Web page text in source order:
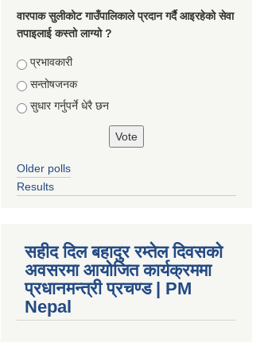
वारपाक सुलीकोट गाउँपालिकाले प्रदान गर्दै आइरहेको सेवा
तपाइलाई कस्तो लाग्यो ?
Choices
प्रभावकारी
सन्तोषजनक
सुधार गर्नुपर्ने धेरै छन
Older polls
Results
सहीद दिल बहादुर रम्तेल दिवसको
अवसरमा आयोजित कार्यक्रममा
प्रधानमन्त्री प्रचण्ड | PM
Nepal